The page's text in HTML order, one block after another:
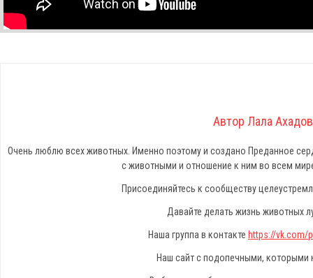
Автор Лала
Очень люблю всех животных. Именно поэтому и создано Преданное
с животными и отношение к ним во всем
Присоединяйтесь к сообществу
Давайте делать жизнь животных
Наша группа в контакте https://vk.com/
Наш сайт с подопечными,